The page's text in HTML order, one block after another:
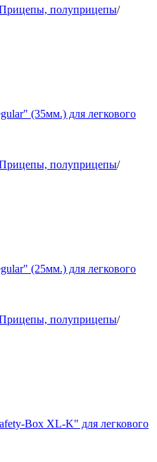
полуприцепы/
(35мм.) для легкового
полуприцепы/
(25мм.) для легкового
полуприцепы/
Box XL-K" для легкового